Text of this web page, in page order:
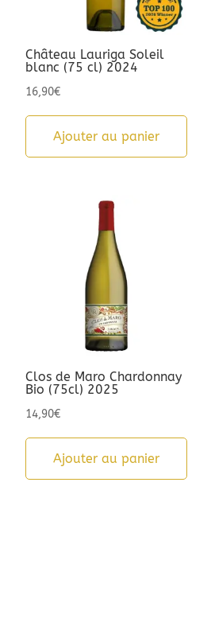
Château Lauriga Soleil
blanc (75 cl) 2024
16,90€
Ajouter au panier
Clos de Maro Chardonnay
Bio (75cl) 2025
14,90€
Ajouter au panier